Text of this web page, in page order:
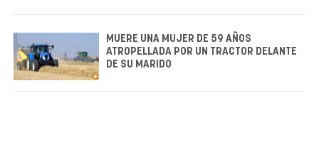
MUERE UNA MUJER DE 59 AÑOS
ATROPELLADA POR UN TRACTOR DELANTE
DE SU MARIDO